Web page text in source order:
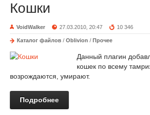
Кошки
VoidWalker 27.03.2010, 20:47 10 346
Каталог файлов / Oblivion / Прочее
Данный плагин
кошек по всему
возрождаются, умирают.
Подробнее